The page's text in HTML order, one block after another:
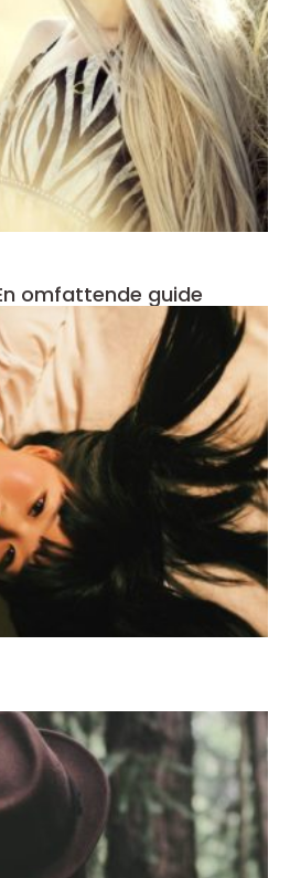
omfattende guide